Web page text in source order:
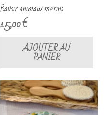
Bavoir animaux marins
15,00€
AJOUTER AU
PANIER